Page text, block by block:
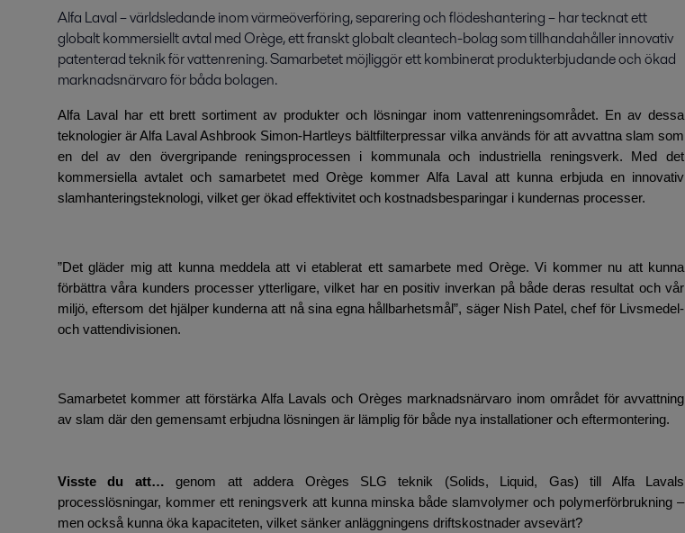
Alfa Laval – världsledande inom värmeöverföring, separering och flödeshantering – har tecknat ett
globalt kommersiellt avtal med Orège, ett franskt globalt cleantech-bolag som tillhandahåller innovativ
patenterad teknik för vattenrening. Samarbetet möjliggör ett kombinerat produkterbjudande och ökad
marknadsnärvaro för båda bolagen.
Alfa Laval har ett brett sortiment av produkter och lösningar inom vattenreningsområdet. En av dessa
teknologier är Alfa Laval Ashbrook Simon-Hartleys bältfilterpressar vilka används för att avvattna slam som
en del av den övergripande reningsprocessen i kommunala och industriella reningsverk. Med det
kommersiella avtalet och samarbetet med Orège kommer Alfa Laval att kunna erbjuda en innovativ
slamhanteringsteknologi, vilket ger ökad effektivitet och kostnads­besparingar i kundernas processer.
”Det gläder mig att kunna meddela att vi etablerat ett samarbete med Orège. Vi kommer nu att kunna
förbättra våra kunders processer ytterligare, vilket har en positiv inverkan på både deras resultat och vår
miljö, eftersom det hjälper kunderna att nå sina egna hållbarhetsmål”, säger Nish Patel, chef för Livsmedel-
och vattendivisionen.
Samarbetet kommer att förstärka Alfa Lavals och Orèges marknadsnärvaro inom området för avvattning
av slam där den gemensamt erbjudna lösningen är lämplig för både nya installationer och eftermontering.
Visste du att… genom att addera Orèges SLG teknik (Solids, Liquid, Gas) till Alfa Lavals
processlösningar, kommer ett reningsverk att kunna minska både slamvolymer och polymerförbrukning –
men också kunna öka kapaciteten, vilket sänker anläggningens driftskostnader avsevärt?